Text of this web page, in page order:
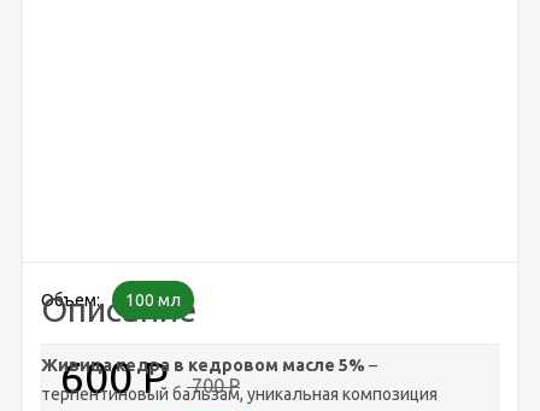
Объем: 100 мл
600Р 700Р
Описание
Живица кедра в кедровом масле 5% –
терпентиновый бальзам, уникальная композиция